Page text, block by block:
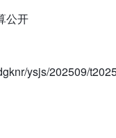
公开
ysjs/202509/